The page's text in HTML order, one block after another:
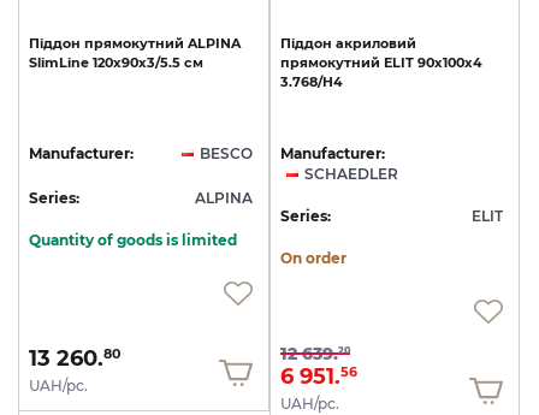
Піддон прямокутний ALPINA
SlimLine 120х90х3/5.5 см
Manufacturer: BESCO
Series: ALPINA
Quantity of goods is limited
13 260.80
UAH/pc.
Піддон акриловий
прямокутний ELIT 90x100x4
3.768/H4
Manufacturer:
SCHAEDLER
Series: ELIT
On order
12 639.20
6 951.56
UAH/pc.